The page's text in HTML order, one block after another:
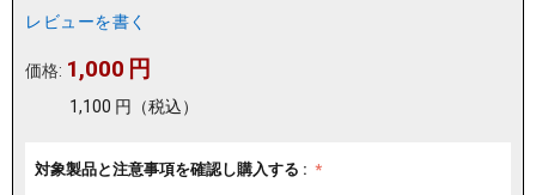
レビューを書く
価格: 1,000 円
1,100 円 （税込）
対象製品と注意事項を確認し購入する :